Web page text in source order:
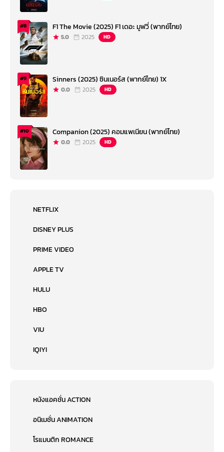
#8 F1 The Movie (2025) F1 เดอะ มูฟวี่ (พากย์ไทย)
5.0 2025 HD
#9 Sinners (2025) ซินเนอร์ส (พากย์ไทย) 1X
0.0 2025 HD
#10 Companion (2025) คอมแพเนียน (พากย์ไทย)
0.0 2025 HD
NETFLIX
DISNEY PLUS
PRIME VIDEO
APPLE TV
HULU
HBO
VIU
IQIYI
หนังแอคชั่น ACTION
อนิเมชั่น ANIMATION
โรแมนติก ROMANCE